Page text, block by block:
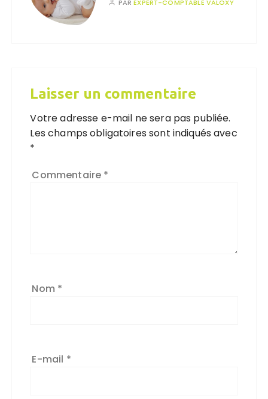
PAREXPERT-COMPTABLE VALOXY
Laisser un commentaire
Votre adresse e-mail ne sera pas publiée.
Les champs obligatoires sont indiqués avec
*
Commentaire *
Nom *
E-mail *